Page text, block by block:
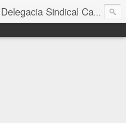
APLB - Sindicato - Delegacia Sindical Cacau Sul - Camacã-BA